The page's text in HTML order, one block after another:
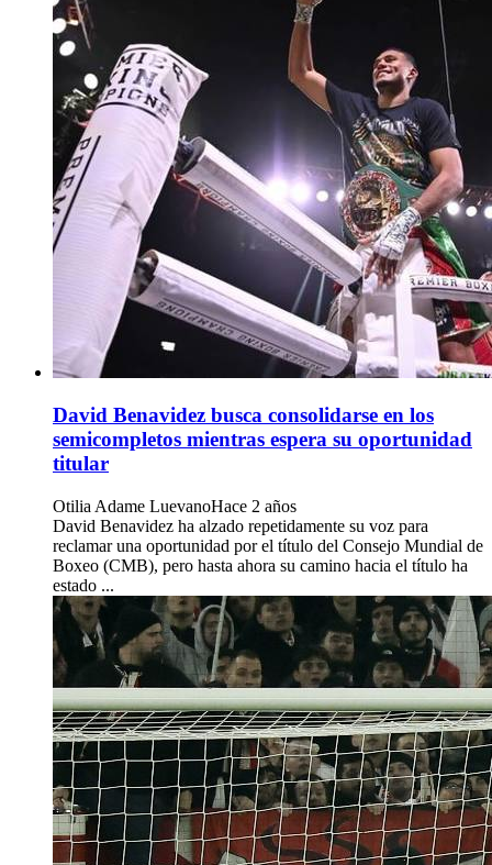
David Benavidez busca consolidarse en los
semicompletos mientras espera su oportunidad
titular
Otilia Adame LuevanoHace 2 años
David Benavidez ha alzado repetidamente su voz para
reclamar una oportunidad por el título del Consejo Mundial de
Boxeo (CMB), pero hasta ahora su camino hacia el título ha
estado ...